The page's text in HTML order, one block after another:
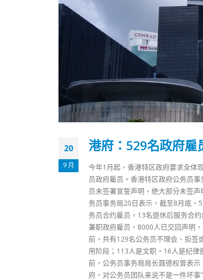
20
9 月
港府：529名政府雇
今年1月起，香港特区政府要求全体
员政府雇员。香港特区政府公务员
员未签署宣誓声明，绝大部分未签
务员事务局20日表示，截至8月底
务员合约雇员，13名退休后服务合
兼职政府雇员，8000人已交回声明
前，共有129名公务员不理会、拒签
用阶段；113人是文职，16人是纪
前，公务员事务局局长聂德权曾表
府，对公务员团队来说不是一件坏事”